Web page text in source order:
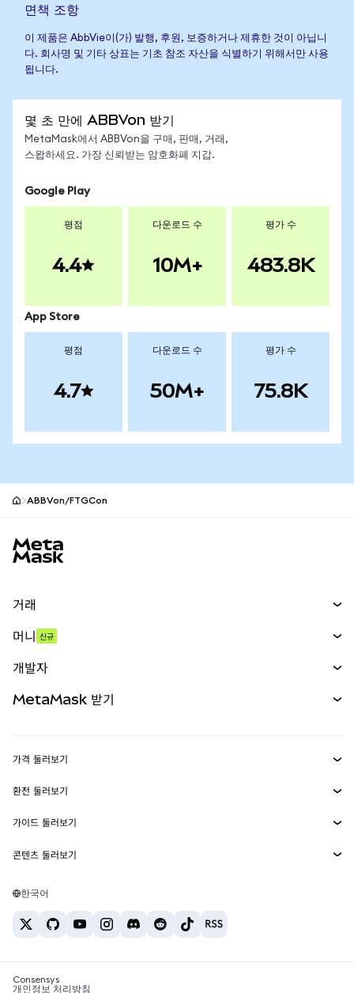
면책 조항
이 제품은 AbbVie이(가) 발행, 후원, 보증하거나 제휴한 것이 아닙니
다. 회사명 및 기타 상표는 기초 참조 자산을 식별하기 위해서만 사용
됩니다.
몇 초 만에 ABBVon 받기
MetaMask에서 ABBVon을 구매, 판매, 거래,
스왑하세요. 가장 신뢰받는 암호화폐 지갑.
Google Play
평점
4.4
다운로드 수
10M+
평가 수
483.8K
App Store
평점
4.7
다운로드 수
50M+
평가 수
75.8K
ABBVon/FTGCon
거래
무기한 선물
실물자산
머니 신규
개발자
MetaMask Connect
Snaps
웹3 서비스
MetaMask 받기
보안
고객 지원
채용
가격 둘러보기
이더리움 가격
솔라나 가격
테더 가격
환전 둘러보기
ETH를 USD로 환전
USDT를 INR로 환전
BTC를 INR로 환전
ETH를 USDT로 환전
가이드 둘러보기
ETH 매수
USDT 매수
SHIB 매수
콘텐츠 둘러보기
솔라나 지갑
암호화폐 세금 뉴스
한국어
Consensys
개인정보 처리방침